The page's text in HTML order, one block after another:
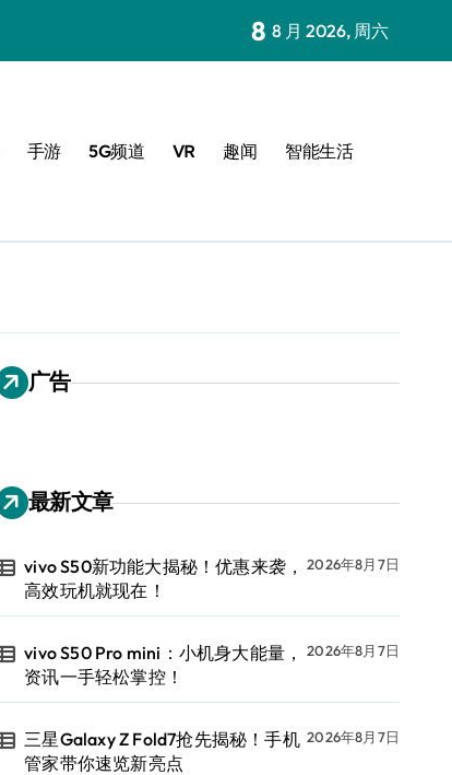
8 8 月 2026, 周六
手游 5G频道 VR 趣闻 智能生活
广告
最新文章
vivo S50新功能大揭秘！优惠来袭，
高效玩机就现在！
2026年8月7日
vivo S50 Pro mini：小机身大能量，
资讯一手轻松掌控！
2026年8月7日
三星Galaxy Z Fold7抢先揭秘！手机
管家带你速览新亮点
2026年8月7日